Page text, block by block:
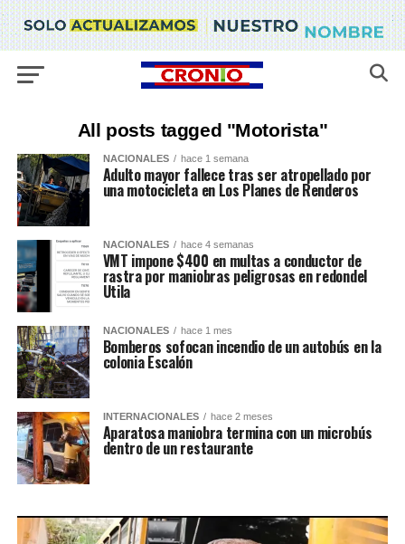
All posts tagged "Motorista"
NACIONALES hace 1 semana
Adulto mayor fallece tras ser atropellado por
una motocicleta en Los Planes de Renderos
NACIONALES hace 4 semanas
VMT impone $400 en multas a conductor de
rastra por maniobras peligrosas en redondel
Utila
NACIONALES hace 1 mes
Bomberos sofocan incendio de un autobús en la
colonia Escalón
INTERNACIONALES hace 2 meses
Aparatosa maniobra termina con un microbús
dentro de un restaurante